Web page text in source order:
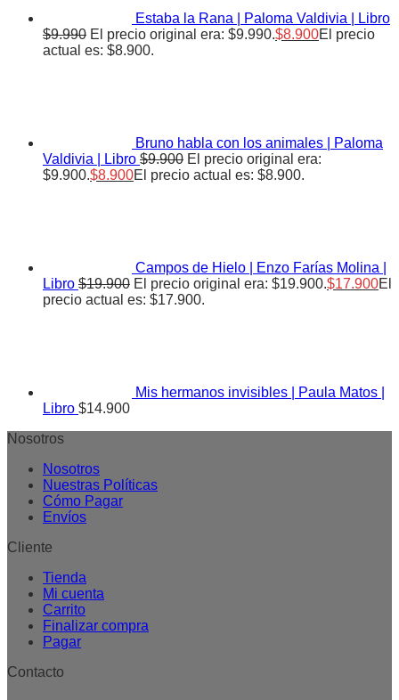
Estaba la Rana | Paloma Valdivia | Libro
$9.990 El precio original era: $9.990.$8.900El precio
actual es: $8.900.
Bruno habla con los animales | Paloma
Valdivia | Libro $9.900 El precio original era:
$9.900.$8.900El precio actual es: $8.900.
Campos de Hielo | Enzo Farías Molina |
Libro $19.900 El precio original era: $19.900.$17.900El
precio actual es: $17.900.
Mis hermanos invisibles | Paula Matos |
Libro $14.900
Nosotros
Nosotros
Nuestras Políticas
Cómo Pagar
Envíos
Cliente
Tienda
Mi cuenta
Carrito
Finalizar compra
Pagar
Contacto